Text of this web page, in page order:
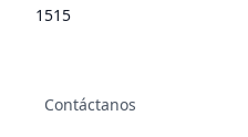
1515
Contáctanos